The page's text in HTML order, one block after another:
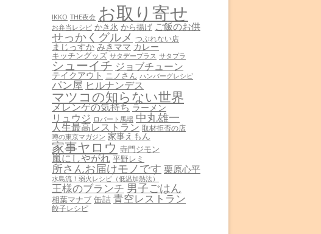
IKKO THE夜会 お取り寄せ
お弁当レシピ かき氷 から揚げ ご飯のお供
せっかくグルメ つぶれない店
まじっすか みきママ カレー
キッチングッズ サタデープラス サタプラ
シューイチ ジョブチューン
テイクアウト ニノさん ハンバーグレシピ
パン屋 ヒルナンデス
マツコの知らない世界
メレンゲの気持ち ラーメン
リュウジ ロバート馬場 中丸雄一
人生最高レストラン 取材拒否の店
噂の東京マガジン 家事えもん
家事ヤロウ 寺門ジモン
嵐にしやがれ 平野レミ
所さんお届けモノです 栗原心平
水島流！弱火レシピ（低温加熱法）
王様のブランチ 男子ごはん
相葉マナブ 缶詰 青空レストラン
餃子レシピ